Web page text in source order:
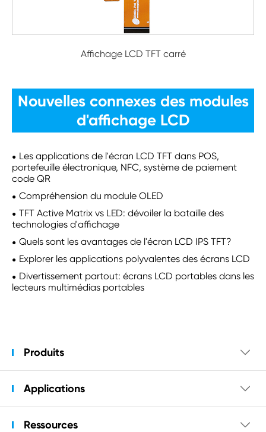
Affichage LCD TFT carré
Nouvelles connexes des modules
d'affichage LCD
Les applications de l'écran LCD TFT dans POS,
portefeuille électronique, NFC, système de paiement
code QR
Compréhension du module OLED
TFT Active Matrix vs LED: dévoiler la bataille des
technologies d'affichage
Quels sont les avantages de l'écran LCD IPS TFT?
Explorer les applications polyvalentes des écrans LCD
Divertissement partout: écrans LCD portables dans les
lecteurs multimédias portables
Produits 
Applications 
Ressources 